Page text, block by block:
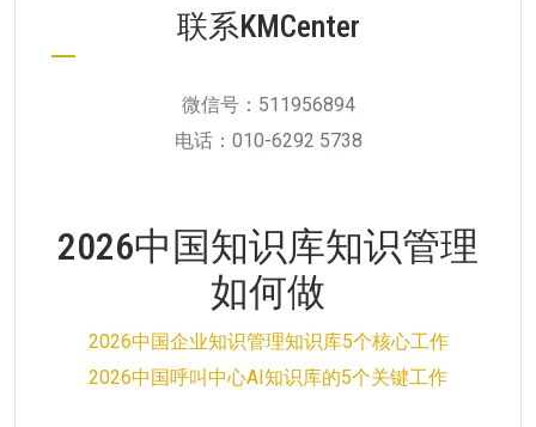
联系KMCenter
微信号：511956894
电话：010-6292 5738
2026中国知识库知识管理
如何做
2026中国企业知识管理知识库5个核心工作
2026中国呼叫中心AI知识库的5个关键工作